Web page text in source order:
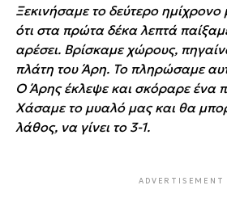
Ξεκινήσαμε το δεύτερο ημίχρονο
ότι στα πρώτα δέκα λεπτά
αρέσει. Βρίσκαμε χώρους,
πλάτη του Άρη. Το πληρώσαμε
Ο Άρης έκλεψε και σκόραρε ένα
Χάσαμε το μυαλό μας και θα
λάθος, να γίνει το 3-1.
ADVERTISEMENT